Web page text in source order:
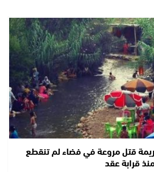
قتل مروعة في فضاء لم تنقطع
قرابة عقد